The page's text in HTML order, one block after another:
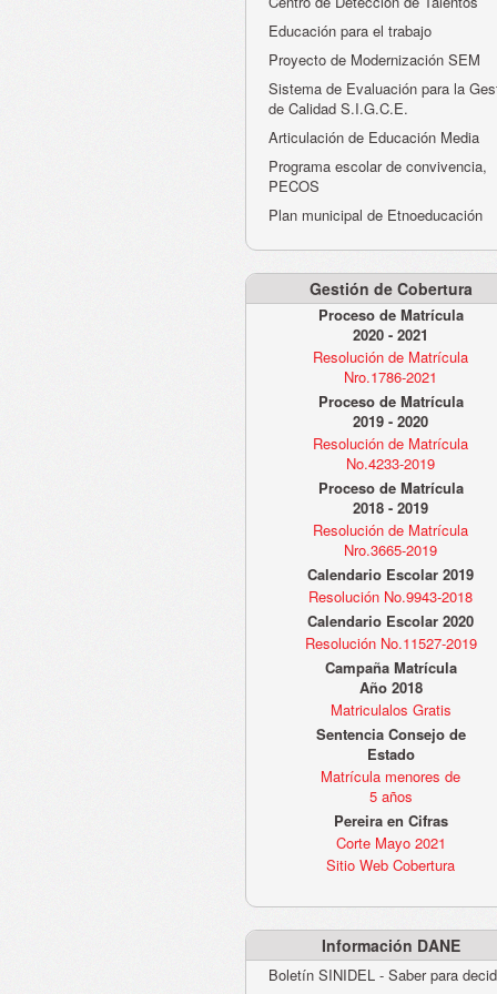
Educación para el trabajo
Proyecto de Modernización SEM
Sistema de Evaluación para la
de Calidad S.I.G.C.E.
Articulación de Educación Media
Programa escolar de convivencia,
PECOS
Plan municipal de Etnoeducación
Gestión de Cobertura
Proceso de Matrícula
2020 - 2021
Resolución de Matrícula
Nro.1786-2021
Proceso de Matrícula
2019 - 2020
Resolución de Matrícula
No.4233-2019
Proceso de Matrícula
2018 - 2019
Resolución de Matrícula
Nro.3665-2019
Calendario Escolar 2019
Resolución No.9943-2018
Calendario Escolar 2020
Resolución No.11527-2019
Campaña Matrícula
Año 2018
Matriculalos Gratis
Sentencia Consejo de
Estado
Matrícula menores de
5 años
Pereira en Cifras
Corte Mayo 2021
Sitio Web Cobertura
Información DANE
Boletín SINIDEL - Saber para